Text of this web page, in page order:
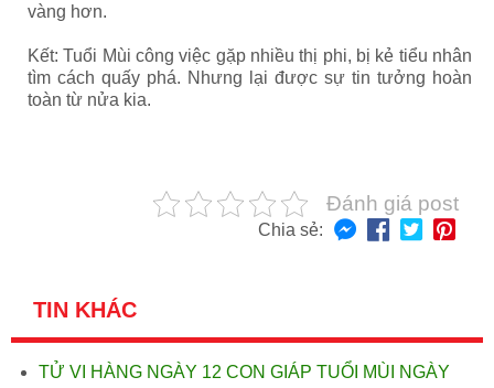
vàng hơn.
Kết: Tuổi Mùi công việc gặp nhiều thị phi, bị kẻ tiểu nhân
tìm cách quấy phá. Nhưng lại được sự tin tưởng hoàn
toàn từ nửa kia.
Đánh giá post
Chia sẻ:
TIN KHÁC
TỬ VI HÀNG NGÀY 12 CON GIÁP TUỔI MÙI NGÀY